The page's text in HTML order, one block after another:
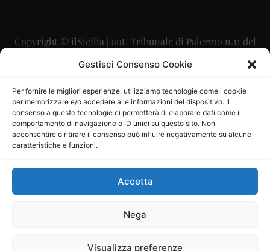
Gestisci Consenso Cookie
Per fornire le migliori esperienze, utilizziamo tecnologie come i cookie
per memorizzare e/o accedere alle informazioni del dispositivo. Il
consenso a queste tecnologie ci permetterà di elaborare dati come il
comportamento di navigazione o ID unici su questo sito. Non
acconsentire o ritirare il consenso può influire negativamente su alcune
caratteristiche e funzioni.
Accetta
Nega
Visualizza preferenze
Copyright © ilSicilia | aut. Tribunale di Palermo n.11 del
29/09/2015
Direttore Editoriale: Maurizio Scaglione
Direttore Responsabile: Maria Calabrese
P.IVA: 06334930820
Mercurio Comunicazione Società Cooperativa a r.l. è
iscritta al Registro degli Operatori di Comunicazione al